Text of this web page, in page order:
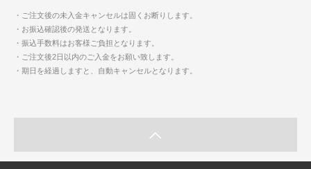
・ご注文後の未入金キャンセルは固くお断りします。
・お振込確認後の発送となります。
・振込手数料はお客様ご負担となります。
・ご注文後2日以内のご入金をお願い致します。
・期日を経過しますと、自動キャンセルとなります。